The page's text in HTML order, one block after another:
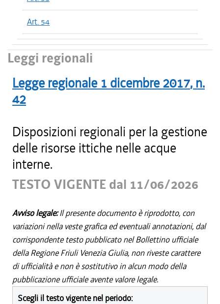
Art. 54
Leggi regionali
Legge regionale 1 dicembre 2017, n.
42
Disposizioni regionali per la gestione
delle risorse ittiche nelle acque
interne.
TESTO VIGENTE dal 11/06/2026
Avviso legale:Il presente documento è riprodotto, con
variazioni nella veste grafica ed eventuali annotazioni, dal
corrispondente testo pubblicato nel Bollettino ufficiale
della Regione Friuli Venezia Giulia, non riveste carattere
di ufficialità e non è sostitutivo in alcun modo della
pubblicazione ufficiale avente valore legale.
Scegli il testo vigente nel periodo: